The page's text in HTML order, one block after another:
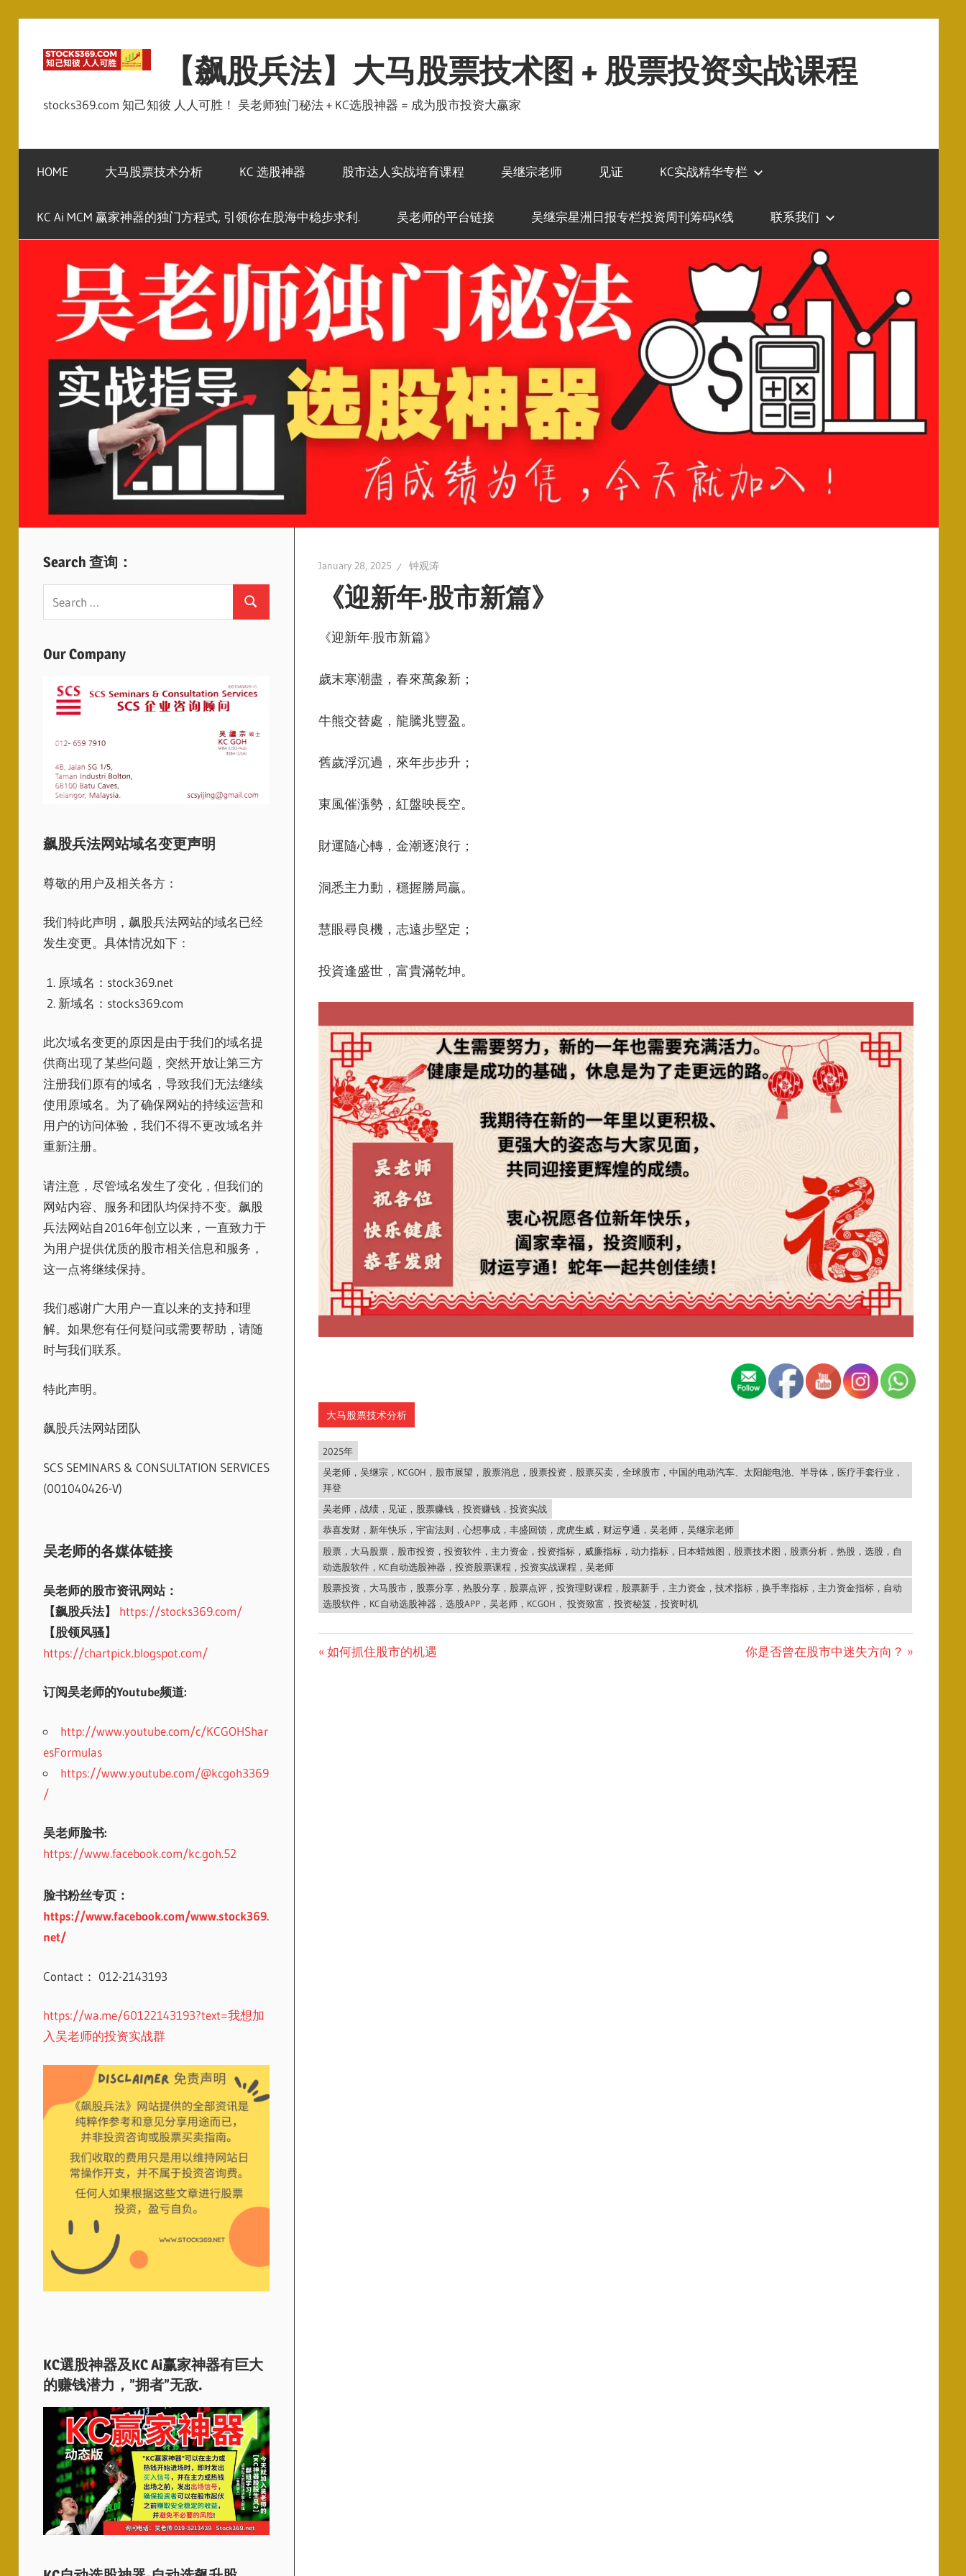
content
【飙股兵法】大马股票技术图 + 股票投资实战课程
stocks369.com 知己知彼 人人可胜！ 吴老师独门秘法 + KC选股神器 = 成为股市投资大赢家
HOME 大马股票技术分析 KC 选股神器 股市达人实战培育课程 吴继宗老师 见证 KC实战精华专栏
KC Ai MCM 赢家神器的独门方程式, 引领你在股海中稳步求利. 吴老师的平台链接 吴继宗星洲日报专栏投资周刊筹码K线 联系我们
January 28, 2025 钟观涛
《迎新年·股市新篇》
《迎新年·股市新篇》
歲末寒潮盡，春來萬象新；
牛熊交替處，龍騰兆豐盈。
舊歲浮沉過，來年步步升；
東風催漲勢，紅盤映長空。
財運隨心轉，金潮逐浪行；
洞悉主力動，穩握勝局贏。
慧眼尋良機，志遠步堅定；
投資逢盛世，富貴滿乾坤。
大马股票技术分析
2025年
吴老师，吴继宗，KCGOH，股市展望，股票消息，股票投资，股票买卖，全球股市，中国的电动汽车、太阳能电池、半导体，医疗手套行业，
拜登
吴老师，战绩，见证，股票赚钱，投资赚钱，投资实战
恭喜发财，新年快乐，宇宙法则，心想事成，丰盛回馈，虎虎生威，财运亨通，吴老师，吴继宗老师
股票，大马股票，股市投资，投资软件，主力资金，投资指标，威廉指标，动力指标，日本蜡烛图，股票技术图，股票分析，热股，选股，自
动选股软件，KC自动选股神器，投资股票课程，投资实战课程，吴老师
股票投资，大马股市，股票分享，热股分享，股票点评，投资理财课程，股票新手，主力资金，技术指标，换手率指标，主力资金指标，自动
选股软件，KC自动选股神器，选股APP，吴老师，KCGOH， 投资致富，投资秘笈，投资时机
Post
Previous
如何抓住股市的机遇
Next
你是否曾在股市中迷失方向？
Search 查询：
Search
Our Company
飙股兵法网站域名变更声明
尊敬的用户及相关各方：
我们特此声明，飙股兵法网站的域名已经
发生变更。具体情况如下：
原域名：stock369.net
新域名：stocks369.com
此次域名变更的原因是由于我们的域名提
供商出现了某些问题，突然开放让第三方
注册我们原有的域名，导致我们无法继续
使用原域名。为了确保网站的持续运营和
用户的访问体验，我们不得不更改域名并
重新注册。
请注意，尽管域名发生了变化，但我们的
网站内容、服务和团队均保持不变。飙股
兵法网站自2016年创立以来，一直致力于
为用户提供优质的股市相关信息和服务，
这一点将继续保持。
我们感谢广大用户一直以来的支持和理
解。如果您有任何疑问或需要帮助，请随
时与我们联系。
特此声明。
飙股兵法网站团队
SCS SEMINARS & CONSULTATION SERVICES
(001040426-V)
吴老师的各媒体链接
吴老师的股市资讯网站：
【飙股兵法】
https://stocks369.com/
【股领风骚】
https://chartpick.blogspot.com/
订阅吴老师的Youtube频道:
http://www.youtube.com/c/KCGOHShar
esFormulas
https://www.youtube.com/@kcgoh3369
/
吴老师脸书:
https://www.facebook.com/kc.goh.52
脸书粉丝专页：
https://www.facebook.com/www.stock369.
net/
Contact： 012-2143193
https://wa.me/60122143193?text=我想加
入吴老师的投资实战群
KC選股神器及KC Ai赢家神器有巨大
的赚钱潜力，”拥者”无敌.